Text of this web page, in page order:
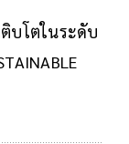
บโตในระดับ